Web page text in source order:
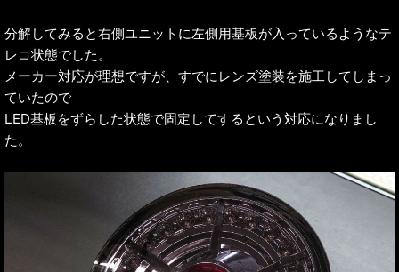
分解してみると右側ユニットに左側用基板が入っているようなテ
レコ状態でした。
メーカー対応が理想ですが、すでにレンズ塗装を施工してしまっ
ていたので
LED基板をずらした状態で固定してするという対応になりまし
た。